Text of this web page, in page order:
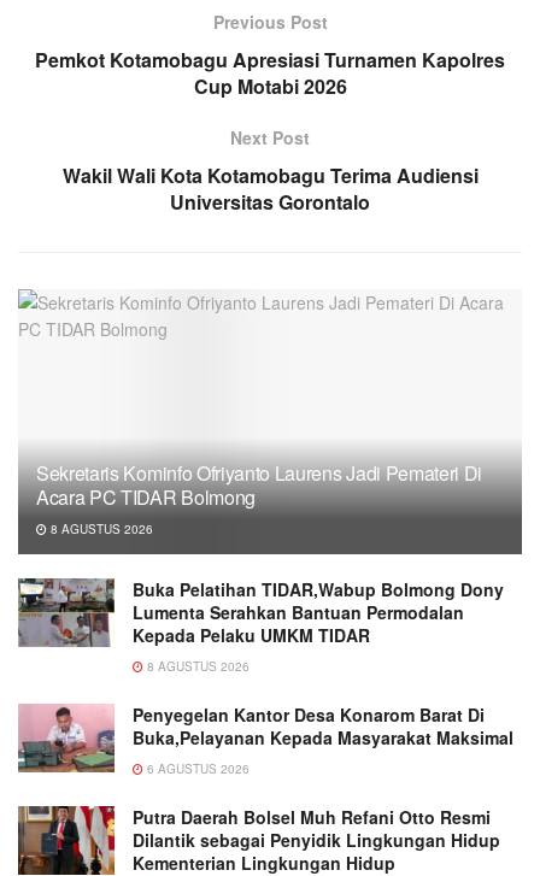
Previous Post
Pemkot Kotamobagu Apresiasi Turnamen Kapolres
Cup Motabi 2026
Next Post
Wakil Wali Kota Kotamobagu Terima Audiensi
Universitas Gorontalo
Sekretaris Kominfo Ofriyanto Laurens Jadi Pemateri Di
Acara PC TIDAR Bolmong
8 AGUSTUS 2026
Buka Pelatihan TIDAR,Wabup Bolmong Dony
Lumenta Serahkan Bantuan Permodalan
Kepada Pelaku UMKM TIDAR
8 AGUSTUS 2026
Penyegelan Kantor Desa Konarom Barat Di
Buka,Pelayanan Kepada Masyarakat Maksimal
6 AGUSTUS 2026
Putra Daerah Bolsel Muh Refani Otto Resmi
Dilantik sebagai Penyidik Lingkungan Hidup
Kementerian Lingkungan Hidup